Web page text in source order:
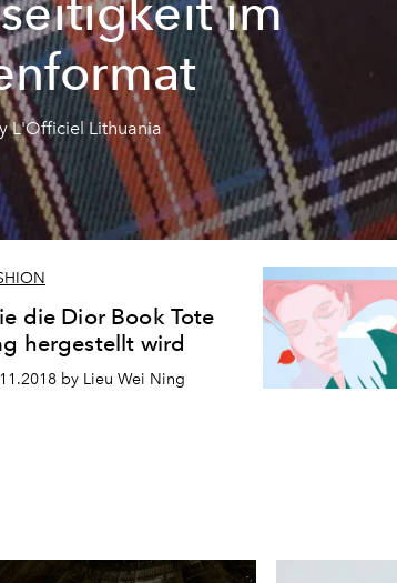
im
L'Officiel Lithuania
die Dior Book Tote
hergestellt wird
by Lieu Wei Ning